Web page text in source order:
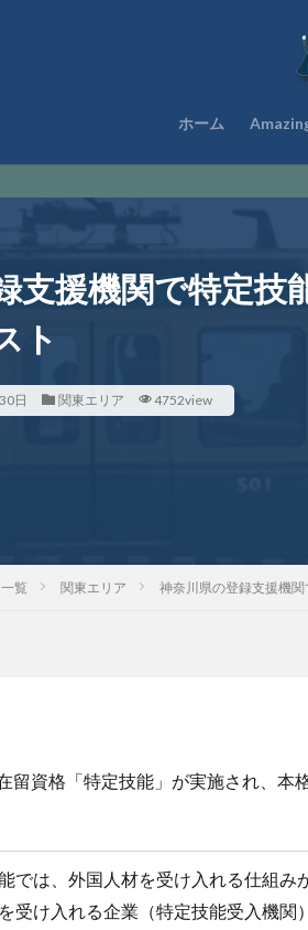
ホーム
支援機関で特定技
ト
日 関東エリア 4752view
覧 関東エリア 神奈川県の登録支援機
留資格「特定技能」が実施され、本
では、外国人材を受け入れる仕組み
受け入れる企業（特定技能受入機関